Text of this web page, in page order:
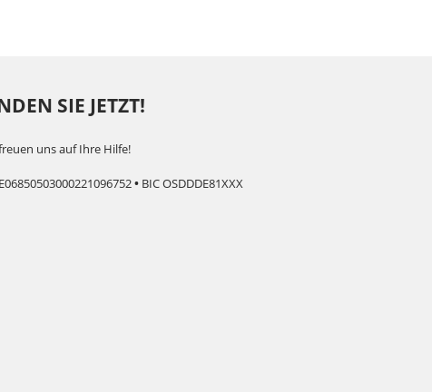
SIE JETZT!
uns auf Ihre Hilfe!
• BIC OSDDDE81XXX